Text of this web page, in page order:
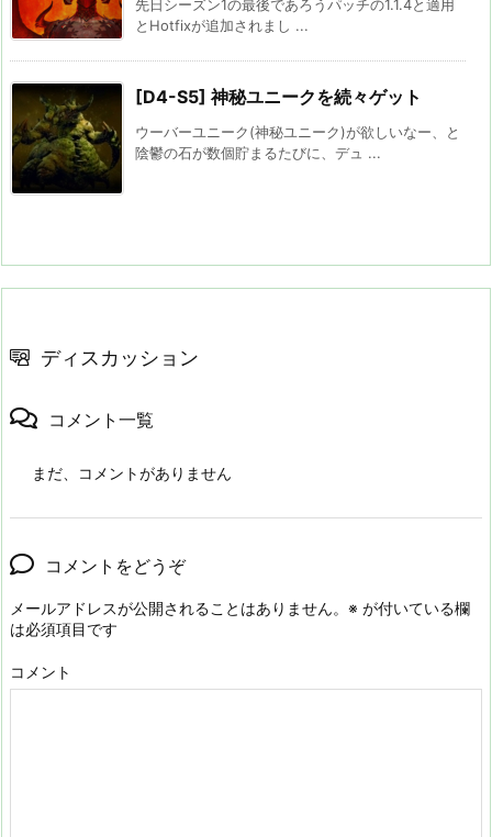
先日シーズン1の最後であろうパッチの1.1.4と適用
とHotfixが追加されまし ...
[D4-S5] 神秘ユニークを続々ゲット
ウーバーユニーク(神秘ユニーク)が欲しいなー、と
陰鬱の石が数個貯まるたびに、デュ ...
ディスカッション
コメント一覧
まだ、コメントがありません
コメントをどうぞ
メールアドレスが公開されることはありません。 ※ が付いている欄
は必須項目です
コメント